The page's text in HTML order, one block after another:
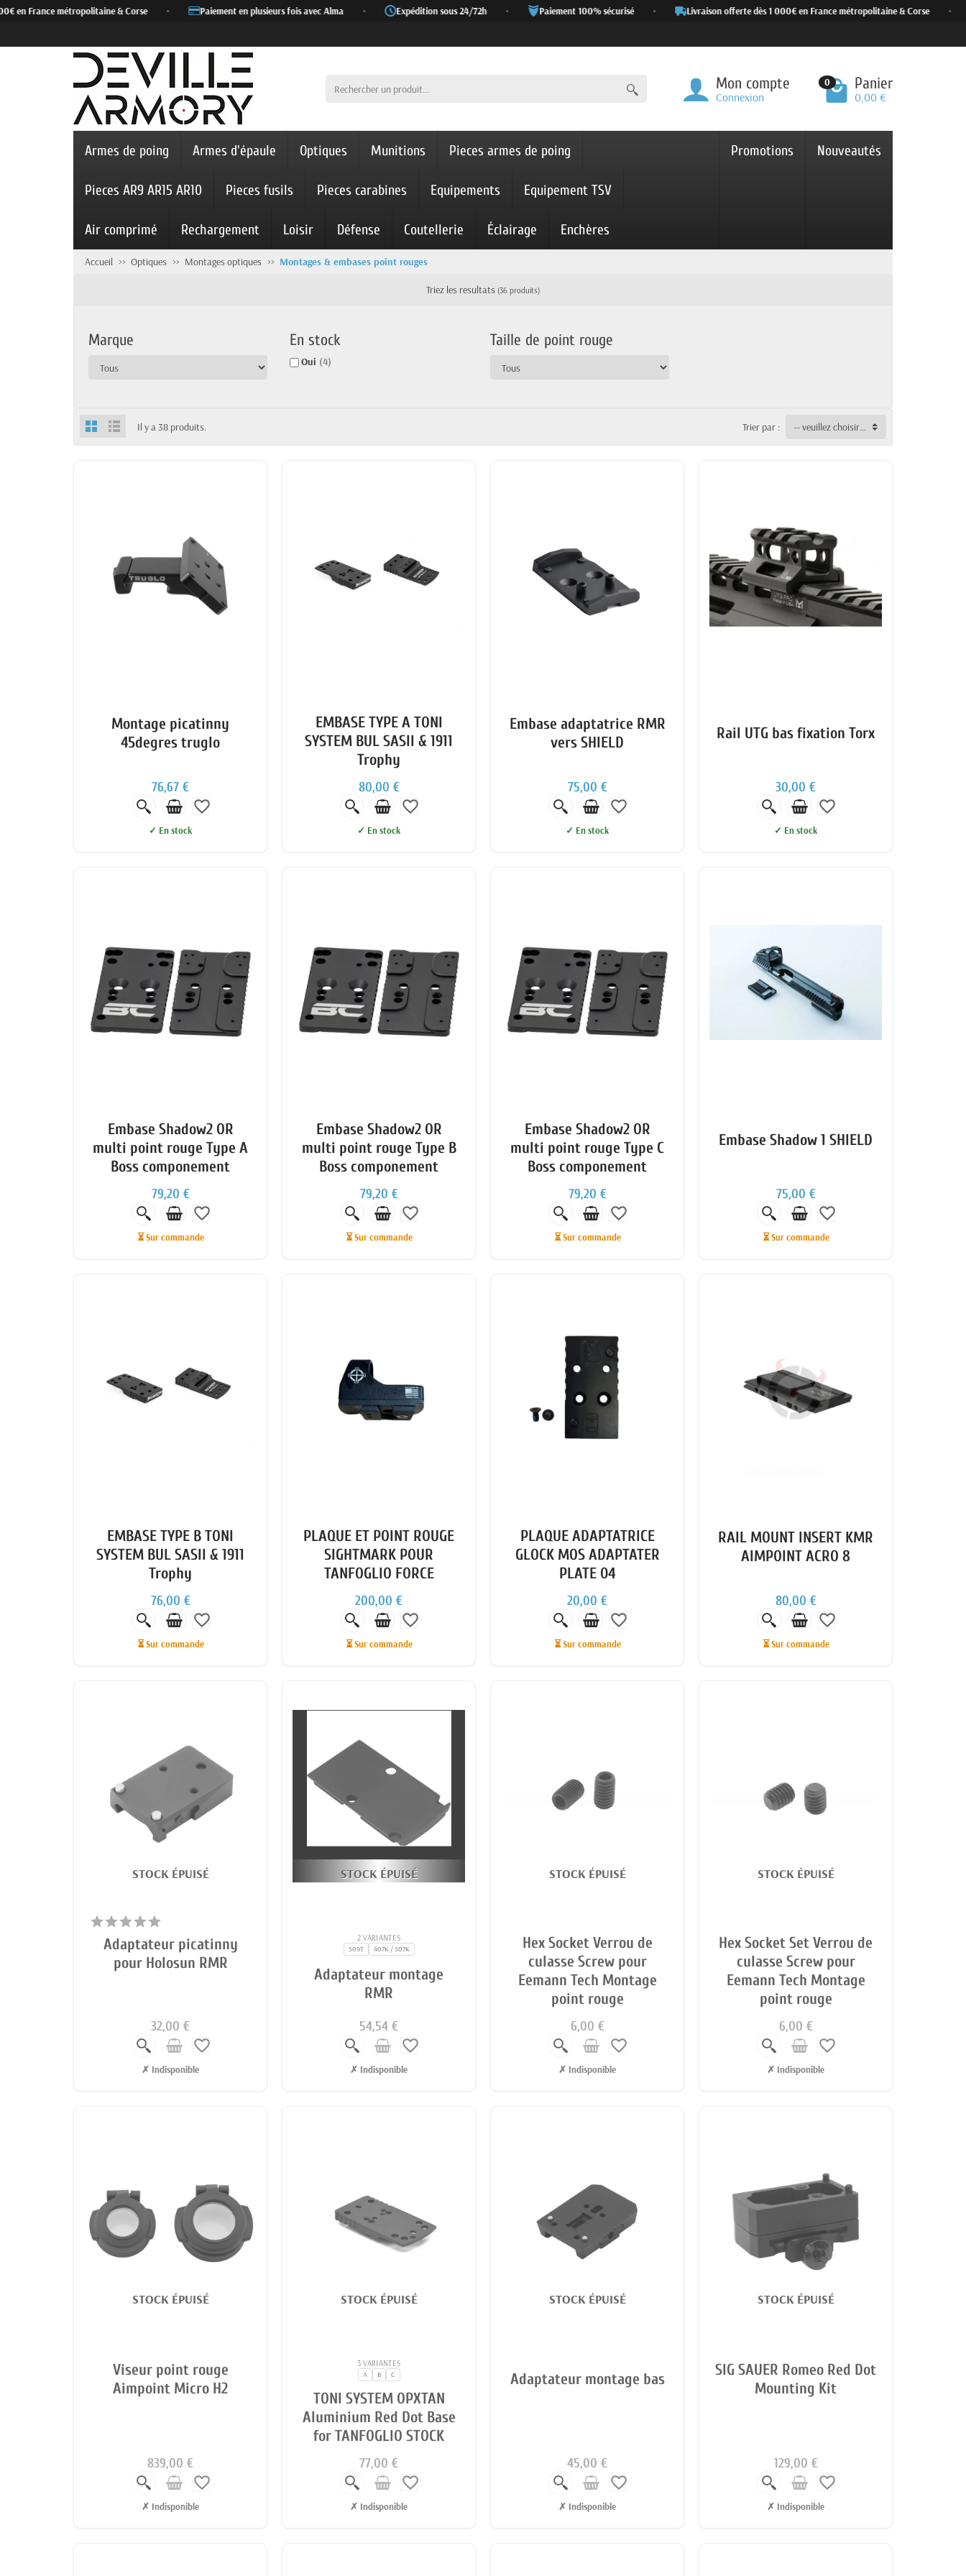
France métropolitaine & Corse Paiement en plusieurs fois avec Alma Expédition sous 24/72h Paiement 100% sécurisé Livraison offerte dès 1 000€ en France métropolitaine & Corse
Mon compte
Connexion
0 Panier
0,00 €
Armes de poing Armes d'épaule Optiques Munitions Pieces armes de poing
Pieces AR9 AR15 AR10 Pieces fusils Pieces carabines Equipements Equipement TSV
Air comprimé Rechargement Loisir Défense Coutellerie Éclairage Enchères
Promotions Nouveautés
Accueil Optiques Montages optiques Montages & embases point rouges
Triez les resultats (36 produits)
Marque En stock
Oui (4)
Taille de point rouge
Il y a 38 produits. Trier par : -- veuillez choisir --
Montage picatinny
45degres truglo
76,67 €
favorite_border
✓ En stock
EMBASE TYPE A TONI
SYSTEM BUL SASII & 1911
Trophy
80,00 €
favorite_border
✓ En stock
Embase adaptatrice RMR
vers SHIELD
75,00 €
favorite_border
✓ En stock
Rail UTG bas fixation Torx
30,00 €
favorite_border
✓ En stock
Embase Shadow2 OR
multi point rouge Type A
Boss componement
79,20 €
favorite_border
⏳ Sur commande
Embase Shadow2 OR
multi point rouge Type B
Boss componement
79,20 €
favorite_border
⏳ Sur commande
Embase Shadow2 OR
multi point rouge Type C
Boss componement
79,20 €
favorite_border
⏳ Sur commande
Embase Shadow 1 SHIELD
75,00 €
favorite_border
⏳ Sur commande
EMBASE TYPE B TONI
SYSTEM BUL SASII & 1911
Trophy
76,00 €
favorite_border
⏳ Sur commande
PLAQUE ET POINT ROUGE
SIGHTMARK POUR
TANFOGLIO FORCE
200,00 €
favorite_border
⏳ Sur commande
PLAQUE ADAPTATRICE
GLOCK MOS ADAPTATER
PLATE 04
20,00 €
favorite_border
⏳ Sur commande
RAIL MOUNT INSERT KMR
AIMPOINT ACRO 8
80,00 €
favorite_border
⏳ Sur commande
STOCK ÉPUISÉ
Adaptateur picatinny
pour Holosun RMR
32,00 €
favorite_border
✗ Indisponible
STOCK ÉPUISÉ
2 VARIANTES
509T 407K / 507K
Adaptateur montage
RMR
54,54 €
favorite_border
✗ Indisponible
STOCK ÉPUISÉ
Hex Socket Verrou de
culasse Screw pour
Eemann Tech Montage
point rouge
6,00 €
favorite_border
✗ Indisponible
STOCK ÉPUISÉ
Hex Socket Set Verrou de
culasse Screw pour
Eemann Tech Montage
point rouge
6,00 €
favorite_border
✗ Indisponible
STOCK ÉPUISÉ
Viseur point rouge
Aimpoint Micro H2
839,00 €
favorite_border
✗ Indisponible
STOCK ÉPUISÉ
3 VARIANTES
A B C
TONI SYSTEM OPXTAN
Aluminium Red Dot Base
for TANFOGLIO STOCK
77,00 €
favorite_border
✗ Indisponible
STOCK ÉPUISÉ
Adaptateur montage bas
45,00 €
favorite_border
✗ Indisponible
STOCK ÉPUISÉ
SIG SAUER Romeo Red Dot
Mounting Kit
129,00 €
favorite_border
✗ Indisponible